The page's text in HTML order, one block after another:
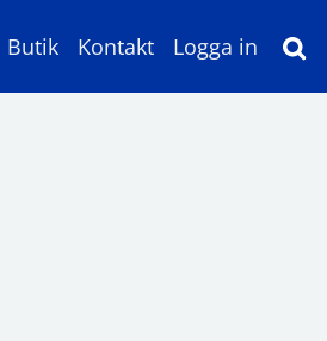
Butik Kontakt Logga in